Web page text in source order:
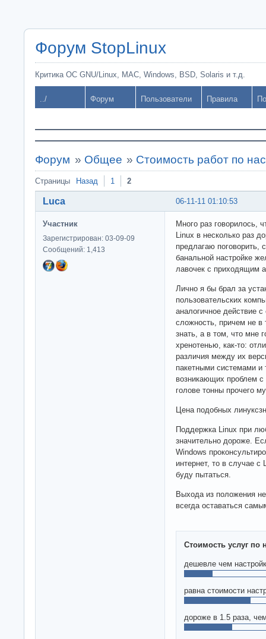
Форум StopLinux
Критика ОС GNU/Linux, MAC, Windows, BSD, Solaris и т.д.
../ Форум Пользователи Правила
Форум » Общее » Стоимость работ по
Страницы Назад 1 2
06-11-11 01:10:53
Luca
Участник
Зарегистрирован: 03-09-09
Сообщений: 1,413
Много раз говорилось,
Linux в несколько раз
предлагаю поговорить,
банальной настройке
лавочек с приходящим
Лично я бы брал за
пользовательских
аналогичное действие
сложность, причем не
знать, а в том, что мне
хренотенью, как-то:
различия между их
пакетными системами и
возникающих проблем
голове тонны прочего
Цена подобных
Поддержка Linux при
значительно дороже.
Windows
интернет, то в случае
буду пытаться.
Выхода из положения
всегда оставаться
Стоимость услуг по
дешевле чем
равна стоимости
дороже в 1.5 раза,